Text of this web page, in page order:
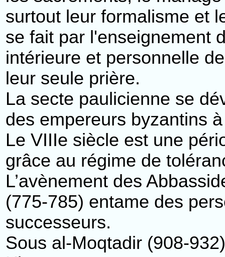
surtout leur formalisme et
se fait par l'enseignement
intérieure et personnelle
leur seule prière.
La secte paulicienne se
des empereurs byzantins
Le VIIIe siècle est une
grâce au régime de
L’avènement des
(775-785) entame des
successeurs.
Sous al-Moqtadir (908-